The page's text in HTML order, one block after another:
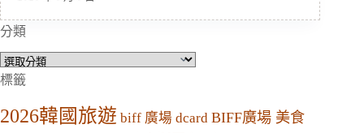
分類
分
類
標籤
2026韓國旅遊 biff 廣場 dcard BIFF廣場 美食